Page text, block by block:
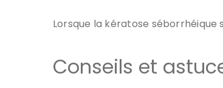
Lorsque la kératose séborrhéique
Conseils et